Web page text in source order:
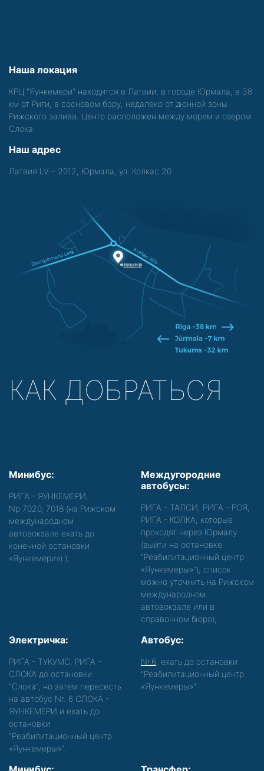
Наша локация
КРЦ "Яункемери" находится в Латвии, в городе Юрмала, в 38
км от Риги, в сосновом бору, недалеко от дюнной зоны
Рижского залива. Центр расположен между морем и озером
Слока.
Наш адрес
Латвия LV – 2012, Юрмала, ул. Колкас 20
КАК ДОБРАТЬСЯ
Минибус:
РИГА - ЯУНКЕМЕРИ,
Nр.7020, 7018 (на Рижском
международном
автовокзале ехать до
конечной остановки
«Яункемери») );
Междугородние
автобусы:
РИГА - ТАЛСИ, РИГА - РОЯ,
РИГА - КОЛКА, которые
проходят через Юрмалу
(выйти на остановке
"Реабилитационный центр
«Яункемеры»"), список
можно уточнить на Рижском
международном
автовокзале или в
справочном бюро);
Электричка:
РИГА - ТУКУМС, РИГА -
СЛОКА до остановки
"Слока", но затем пересесть
на автобус Nr. 6 СЛОКА -
ЯУНКЕМЕРИ и ехать до
остановки
"Реабилитационный центр
«Яункемеры»".
Автобус:
Nr.6 , ехать до остановки
"Реабилитационный центр
«Яункемеры»".